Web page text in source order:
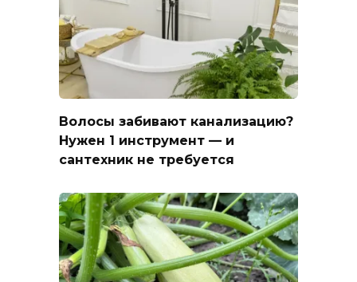
Волосы забивают канализацию?
Нужен 1 инструмент — и
сантехник не требуется